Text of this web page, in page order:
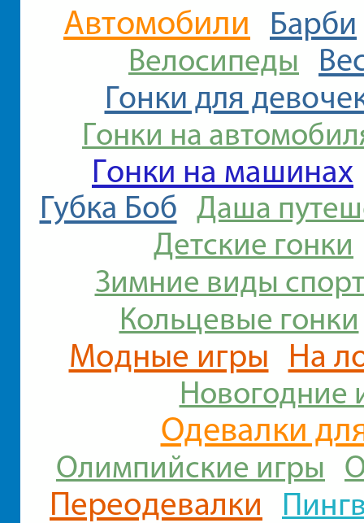
Автомобили Барби
Велосипеды
Гонки для
Гонки на
Гонки на машинах
Губка Боб Даша
Детские гонки
Зимние виды
Кольцевые гонки
Модные игры На
Новогодние
Одевалки
Олимпийские игры
Переодевалки